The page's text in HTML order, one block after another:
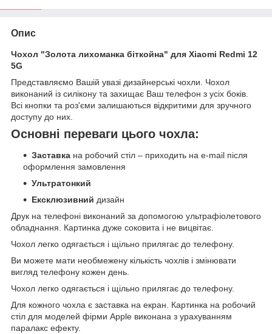
Опис
Чохол "Золота лихоманка біткойна" для Xiaomi Redmi 12
5G
Представляємо Вашій увазі дизайнерські чохли. Чохол
виконаний із силікону та захищає Ваш телефон з усіх боків.
Всі кнопки та роз'єми залишаються відкритими для зручного
доступу до них.
Основні переваги цього чохла:
Заставка на робочий стіл – приходить на e-mail після
оформлення замовлення
Ультратонкий
Ексклюзивний дизайн
Друк на телефоні виконаний за допомогою ультрафіолетового
обладнання. Картинка дуже соковита і не вицвітає.
Чохол легко одягається і щільно прилягає до телефону.
Ви можете мати необмежену кількість чохлів і змінювати
вигляд телефону кожен день.
Чохол легко одягається і щільно прилягає до телефону.
Для кожного чохла є заставка на екран. Картинка на робочий
стіл для моделей фірми Apple виконана з урахуванням
паралакс ефекту.